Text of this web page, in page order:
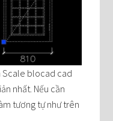
Scale blocad cad
nhất. Nếu cần
tương tự như trên